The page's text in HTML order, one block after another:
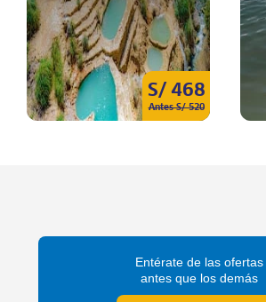
S/ 468
Antes S/ 520
Entérate de las ofertas
antes que los demás